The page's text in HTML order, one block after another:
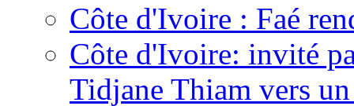
Côte d'Ivoire : Faé
Côte d'Ivoire: invité
Tidjane Thiam vers